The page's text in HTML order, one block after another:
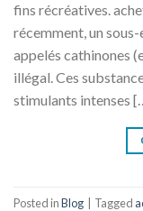
fins récréatives.
récemment, un
appelés cathinones
illégal. Ces
stimulants intenses
Posted inBlog | Tagged